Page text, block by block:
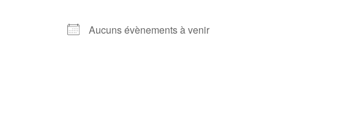
Aucuns évènements à venir